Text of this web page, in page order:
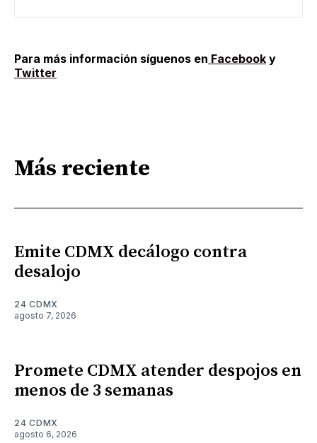
Para más información síguenos en Facebook y
Twitter
Más reciente
Emite CDMX decálogo contra
desalojo
24 CDMX
agosto 7, 2026
Promete CDMX atender despojos en
menos de 3 semanas
24 CDMX
agosto 6, 2026